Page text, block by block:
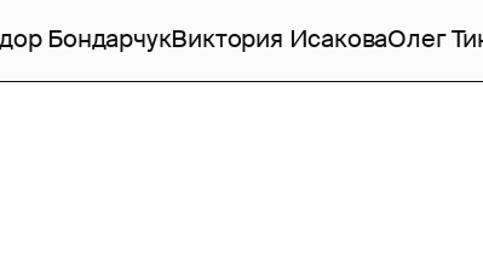
БондарчукВиктория ИсаковаОлег